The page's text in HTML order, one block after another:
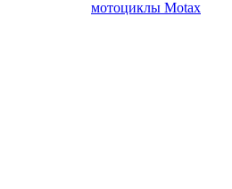
мотоциклы Motax